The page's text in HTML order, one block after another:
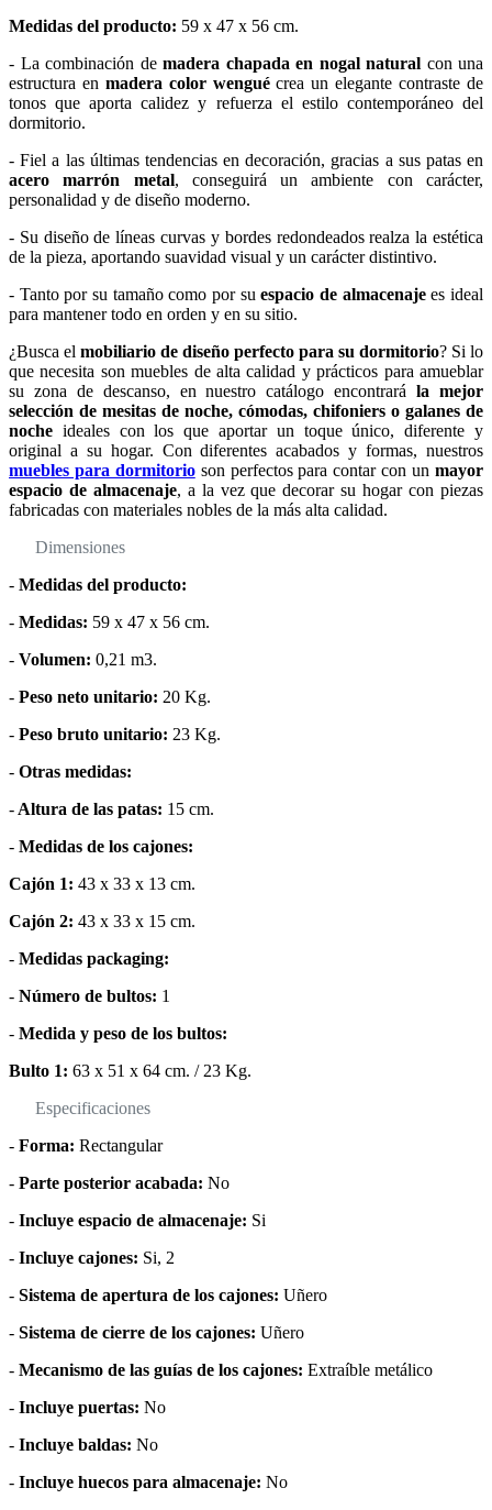
Medidas del producto: 59 x 47 x 56 cm.
- La combinación de madera chapada en nogal natural con una
estructura en madera color wenguécrea un elegante contraste de
tonos que aporta calidez y refuerza el estilo contemporáneo del
dormitorio.
- Fiel a las últimas tendencias en decoración, gracias a sus patas en
acero marrón metal, conseguirá un ambiente con carácter,
personalidad y de diseño moderno.
- Su diseño de líneas curvas y bordes redondeados realza la estética
de la pieza, aportando suavidad visual y un carácter distintivo.
- Tanto por su tamaño como por suespacio de almacenajees ideal
para mantener todo en orden y en su sitio.
¿Busca el mobiliario de diseño perfecto para su dormitorio? Si lo
que necesita son muebles de alta calidad y prácticos para amueblar
su zona de descanso, en nuestro catálogo encontrarála mejor
selección de mesitas de noche, cómodas, chifoniers o galanes de
noche ideales con los que aportar un toque único, diferente y
original a su hogar. Con diferentes acabados y formas, nuestros
muebles para dormitorioson perfectos para contar con unmayor
espacio de almacenaje, a la vez que decorar su hogar con piezas
fabricadas con materiales nobles de la más alta calidad.
Dimensiones
- Medidas del producto:
- Medidas: 59 x 47 x 56 cm.
- Volumen: 0,21 m3.
- Peso neto unitario: 20 Kg.
- Peso bruto unitario: 23 Kg.
- Otras medidas:
- Altura de las patas: 15 cm.
- Medidas de los cajones:
Cajón 1: 43 x 33 x 13 cm.
Cajón 2: 43 x 33 x 15 cm.
- Medidas packaging:
- Número de bultos: 1
- Medida y peso de los bultos:
Bulto 1: 63 x 51 x 64 cm. / 23 Kg.
Especificaciones
- Forma: Rectangular
- Parte posterior acabada: No
- Incluye espacio de almacenaje: Si
- Incluye cajones: Si, 2
- Sistema de apertura de los cajones: Uñero
- Sistema de cierre de los cajones: Uñero
- Mecanismo de las guías de los cajones: Extraíble metálico
- Incluye puertas: No
- Incluye baldas: No
- Incluye huecos para almacenaje: No